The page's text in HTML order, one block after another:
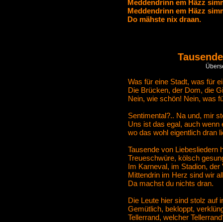
Meddendrinn em Häzz
Meddendrinn em Häzz
Do mähste nix draan.
Was für eine Stadt, was für
Die Brücken, der Dom, die
Nein, wie schön! Nein, was
Sentimental?.. Na und, mir
Uns ist das egal, auch
wo das wohl eigentlich dran
Tausende von Liebesliedern
Treueschwüre, kölsch
Im Karneval, im Stadion, der
Mittendrin im Herz sind wir
Da machst du nichts dran.
Die Leute hier sind stolz auf
Gemütlich, bekloppt,
Tellerrand, welcher